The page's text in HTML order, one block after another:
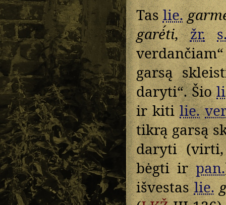
Taslie.
garė́ti,žr.
garsą
daryti“. Šio
ir kitilie.
tikrą garsą
daryti
bėgti irpan.
išvestaslie.